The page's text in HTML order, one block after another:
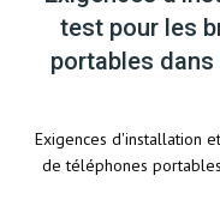
test pour les
portables
Exigences d'installation
de téléphones